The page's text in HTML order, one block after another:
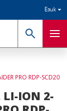
Език
Търсене
PRO RDP-SCD20
ION 2-